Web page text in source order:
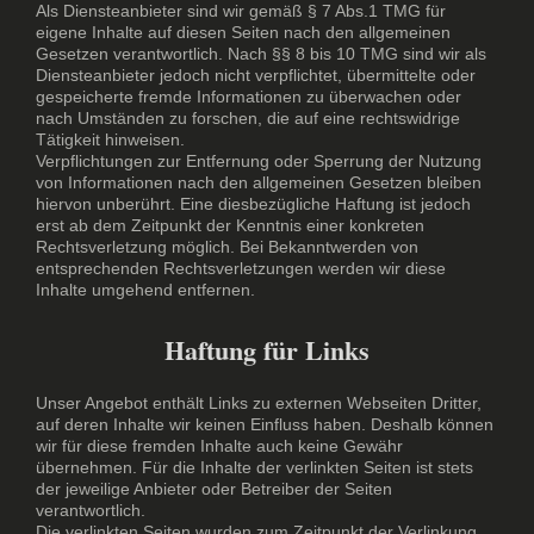
Als Diensteanbieter sind wir gemäß § 7 Abs.1 TMG für
eigene Inhalte auf diesen Seiten nach den allgemeinen
Gesetzen verantwortlich. Nach §§ 8 bis 10 TMG sind wir als
Diensteanbieter jedoch nicht verpflichtet, übermittelte oder
gespeicherte fremde Informationen zu überwachen oder
nach Umständen zu forschen, die auf eine rechtswidrige
Tätigkeit hinweisen.
Verpflichtungen zur Entfernung oder Sperrung der Nutzung
von Informationen nach den allgemeinen Gesetzen bleiben
hiervon unberührt. Eine diesbezügliche Haftung ist jedoch
erst ab dem Zeitpunkt der Kenntnis einer konkreten
Rechtsverletzung möglich. Bei Bekanntwerden von
entsprechenden Rechtsverletzungen werden wir diese
Inhalte umgehend entfernen.
Haftung für Links
Unser Angebot enthält Links zu externen Webseiten Dritter,
auf deren Inhalte wir keinen Einfluss haben. Deshalb können
wir für diese fremden Inhalte auch keine Gewähr
übernehmen. Für die Inhalte der verlinkten Seiten ist stets
der jeweilige Anbieter oder Betreiber der Seiten
verantwortlich.